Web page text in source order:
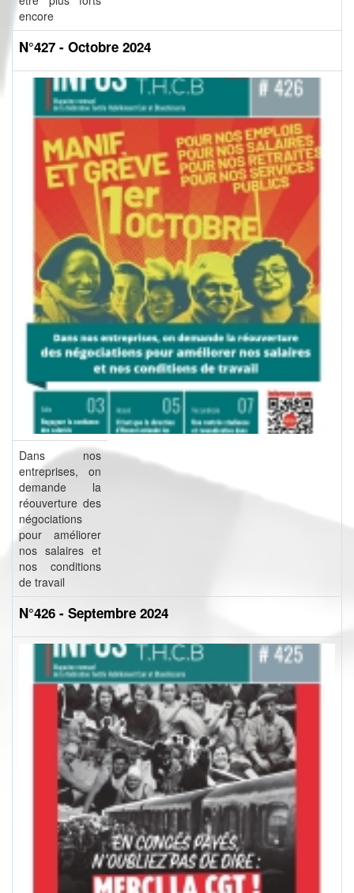
encore
N°427 - Octobre 2024
Dans nos
entreprises, on
demande la
réouverture des
négociations
pour améliorer
nos salaires et
nos conditions
de travail
N°426 - Septembre 2024